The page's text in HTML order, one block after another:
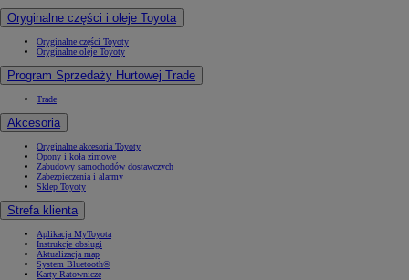
Oryginalne części i oleje Toyota
Oryginalne części Toyoty
Oryginalne oleje Toyoty
Program Sprzedaży Hurtowej Trade
Trade
Akcesoria
Oryginalne akcesoria Toyoty
Opony i koła zimowe
Zabudowy samochodów dostawczych
Zabezpieczenia i alarmy
Sklep Toyoty
Strefa klienta
Aplikacja MyToyota
Instrukcje obsługi
Aktualizacja map
System Bluetooth®
Karty Ratownicze